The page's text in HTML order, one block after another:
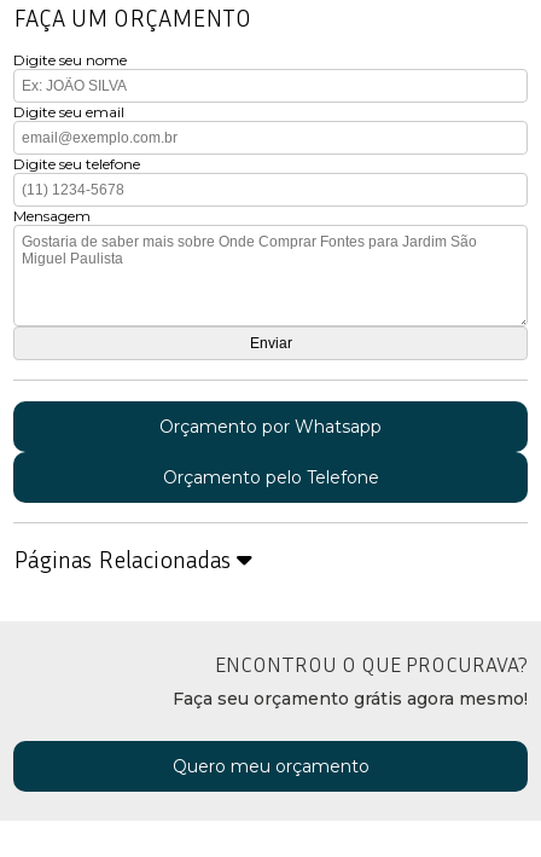
FAÇA UM ORÇAMENTO
Digite seu nome
Digite seu email
Digite seu telefone
Mensagem
Orçamento por Whatsapp
Orçamento pelo Telefone
Páginas Relacionadas
ENCONTROU O QUE PROCURAVA?
Faça seu orçamento grátis agora mesmo!
Quero meu orçamento